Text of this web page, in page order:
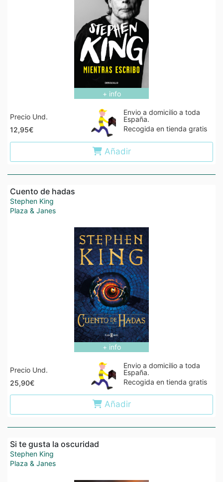
+ info
Precio Und.
12,95€
Envio a domicilio a toda
España.
Recogida en tienda gratis
Añadir
Cuento de hadas
Stephen King
Plaza & Janes
+ info
Precio Und.
25,90€
Envio a domicilio a toda
España.
Recogida en tienda gratis
Añadir
Si te gusta la oscuridad
Stephen King
Plaza & Janes